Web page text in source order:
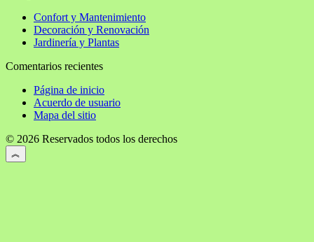
Confort y Mantenimiento
Decoración y Renovación
Jardinería y Plantas
Comentarios recientes
Página de inicio
Acuerdo de usuario
Mapa del sitio
© 2026 Reservados todos los derechos